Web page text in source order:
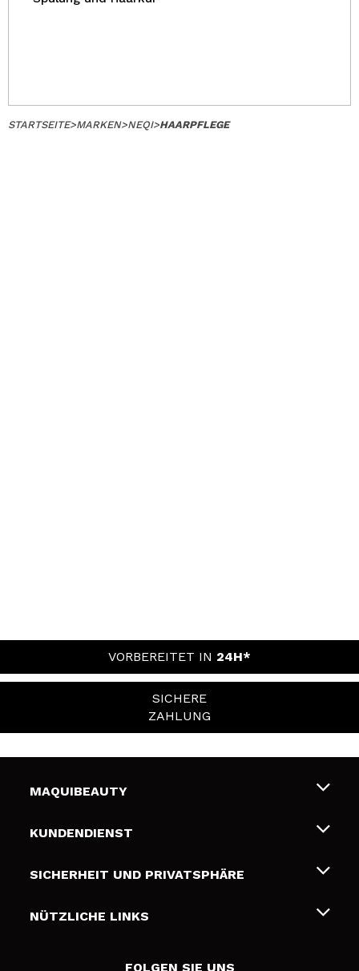
STARTSEITE>MARKEN>NEQI>HAARPFLEGE
VORBEREITET IN 24H*
SICHERE
ZAHLUNG
MAQUIBEAUTY
Über uns
Geschenkkarten
KUNDENDIENST
Liefer- und Versandkosten
Zahlung
SICHERHEIT UND PRIVATSPHÄRE
Bedingungen und Datenschutz
NÜTZLICHE LINKS
FOLGEN SIE UNS